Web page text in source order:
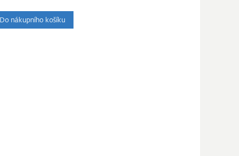
Do nákupního košíku